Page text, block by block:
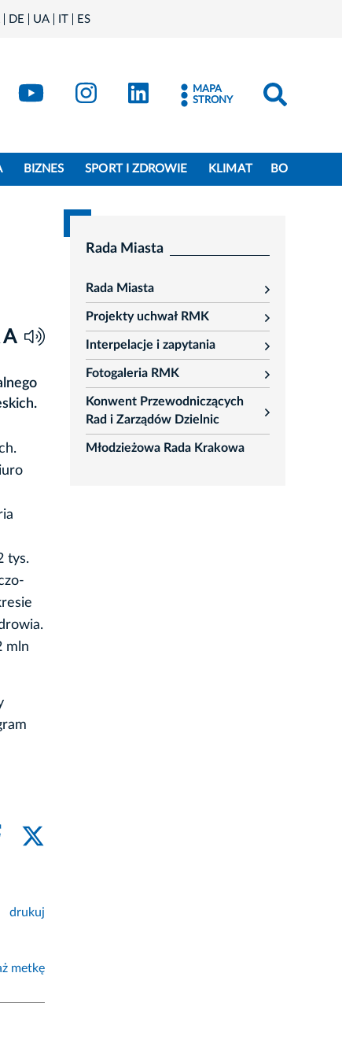
DE UA IT ES
- X
Kraków - YouTube
Kraków - Instagram
Kraków - LinkedIn
MAPA
STRONY
BIZNES SPORT I ZDROWIE KLIMAT BO
A
tys.
mln
drukuj
metkę
Rada Miasta
Rada Miasta
rozwiń
Projekty uchwał RMK
rozwiń
Interpelacje i zapytania
rozwiń
Fotogaleria RMK
rozwiń
Konwent Przewodniczących
Rad i Zarządów Dzielnic
rozwiń
Młodzieżowa Rada Krakowa